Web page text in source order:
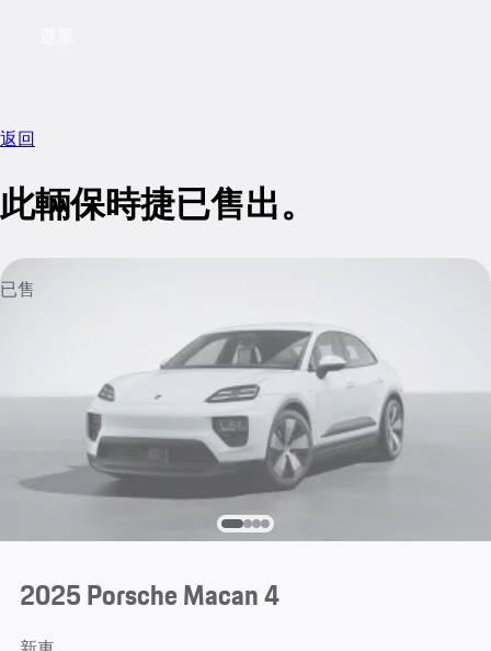
返回
此輛保時捷已售出。
已售
2025 Porsche Macan 4